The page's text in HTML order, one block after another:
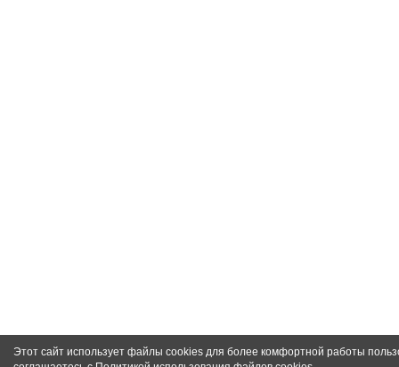
Этот сайт использует файлы cookies для более комфортной работы